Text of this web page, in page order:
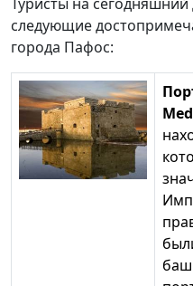
следующие
города Пафос: